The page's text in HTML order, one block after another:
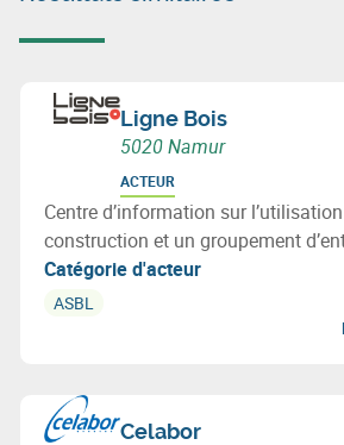
Ligne Bois
5020 Namur
ACTEUR
Centre d’information sur
construction et un groupement
Catégorie d'acteur
ASBL
Celabor